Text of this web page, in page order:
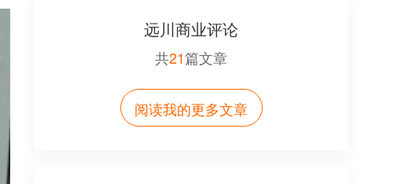
远川商业评论
共21篇文章
阅读我的更多文章